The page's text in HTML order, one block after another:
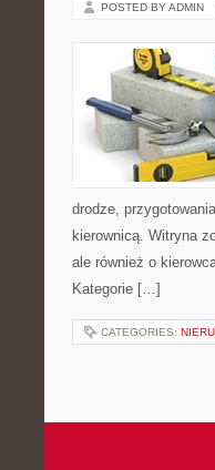
POSTED BY ADMIN
drodze,
kierownicą. Witryna
ale również o
Kategorie […]
CATEGORIES: